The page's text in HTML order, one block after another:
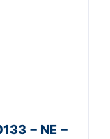
− NE −